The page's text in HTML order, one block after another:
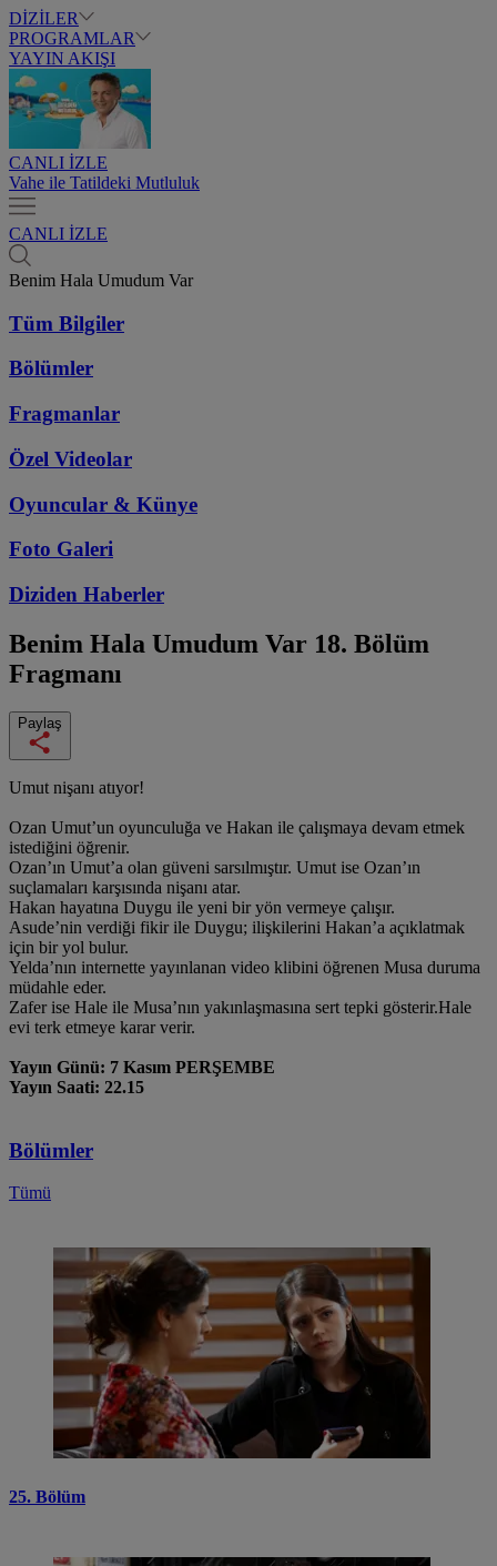
DİZİLER
PROGRAMLAR
YAYIN AKIŞI
CANLI İZLE
Vahe ile Tatildeki Mutluluk
CANLI İZLE
Benim Hala Umudum Var
Tüm Bilgiler
Bölümler
Fragmanlar
Özel Videolar
Oyuncular & Künye
Foto Galeri
Diziden Haberler
Benim Hala Umudum Var 18. Bölüm
Fragmanı
Paylaş
Umut nişanı atıyor!
Ozan Umut’un oyunculuğa ve Hakan ile çalışmaya devam etmek
istediğini öğrenir.
Ozan’ın Umut’a olan güveni sarsılmıştır. Umut ise Ozan’ın
suçlamaları karşısında nişanı atar.
Hakan hayatına Duygu ile yeni bir yön vermeye çalışır.
Asude’nin verdiği fikir ile Duygu; ilişkilerini Hakan’a açıklatmak
için bir yol bulur.
Yelda’nın internette yayınlanan video klibini öğrenen Musa duruma
müdahle eder.
Zafer ise Hale ile Musa’nın yakınlaşmasına sert tepki gösterir.Hale
evi terk etmeye karar verir.
Yayın Günü: 7 Kasım PERŞEMBE
Yayın Saati: 22.15
Bölümler
Tümü
25. Bölüm